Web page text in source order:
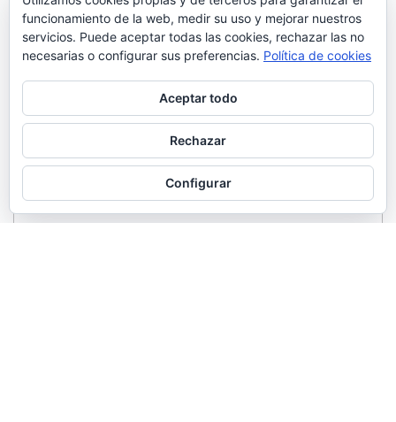
funcionamiento de la web, medir su uso y mejorar nuestros
servicios. Puede aceptar todas las cookies, rechazar las no
necesarias o configurar sus preferencias. Política de cookies
Aceptar todo
Rechazar
Configurar